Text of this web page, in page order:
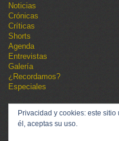
Noticias
Crónicas
Críticas
Shorts
Agenda
Entrevistas
Galería
¿Recordamos?
Especiales
Privacidad y cookies: este
él, aceptas su uso.